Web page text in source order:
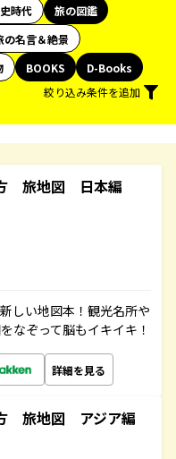
時代
旅の図鑑
の名言＆絶景
BOOKS
D-Books
絞り込み条件を追加
旅地図 日本編
しい地図本！観光名所や
なぞって脳もイキイキ！
詳細を見る
旅地図 アジア編